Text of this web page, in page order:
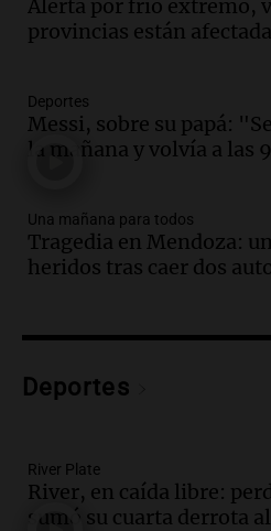
Audio. Borges,
"Tres hombres se lo
Episodios
Audio.Voluntarios
Una mañana para todos
Episodios
Audio.La historia de
contrato de Leo con
Episodios
Una mañana para todos
Episodios
Alerta por frío extremo,
provincias están
Deportes
Messi, sobre su papá:
la mañana y volvía a las
Una mañana para todos
Tragedia en Mendoza:
heridos tras caer dos
Deportes
River Plate
River, en caída libre:
sumó su cuarta derrota